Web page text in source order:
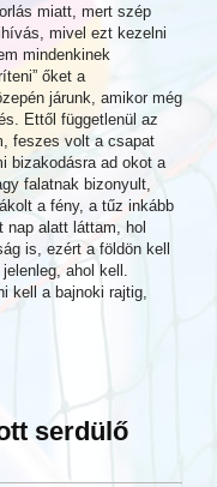
miatt, mert szép
mivel ezt kezelni
mindenkinek
őket a
járunk, amikor még
Ettől függetlenül az
feszes volt a csapat
bizakodásra ad okot a
falatnak bizonyult,
a fény, a tűz inkább
alatt láttam, hol
is, ezért a földön kell
ahol kell.
kell a bajnoki rajtig,
serdülő